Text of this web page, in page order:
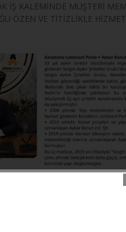
İŞ KALEMİNDE MÜŞTERİ
ÖZEN VE TİTİZLİKLE HİZMET